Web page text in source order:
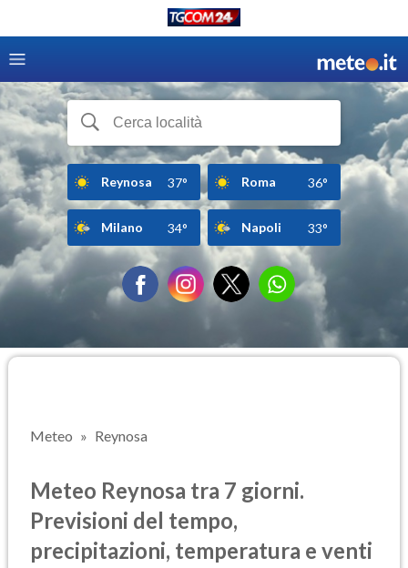
Reynosa 37° Roma 36°
Milano 34° Napoli 33°
Meteo Reynosa
Meteo Reynosa tra 7 giorni.
Previsioni del tempo,
precipitazioni, temperatura e venti